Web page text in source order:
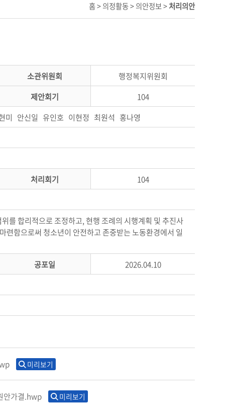
홈 > 의정활동 > 의안정보 >처리의안
소관위원회
행정복지위원회
제안회기
104
미 안신일 유인호 이현정 최원석 홍나영
처리회기 104
를 합리적으로 조정하고, 현행 조례의 시행계획 및 추진사
련함으로써 청소년이 안전하고 존중받는 노동환경에서 일
공포일 2026.04.10
미리보기
안가결.hwp 미리보기